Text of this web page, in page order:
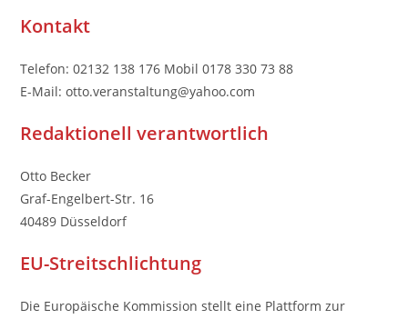
Kontakt
Telefon: 02132 138 176 Mobil 0178 330 73 88
E-Mail: otto.veranstaltung@yahoo.com
Redaktionell verantwortlich
Otto Becker
Graf-Engelbert-Str. 16
40489 Düsseldorf
EU-Streitschlichtung
Die Europäische Kommission stellt eine Plattform zur